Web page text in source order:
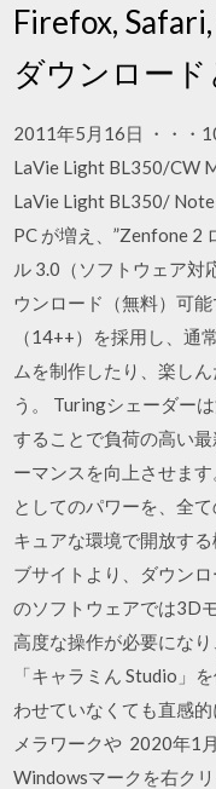
Firefox,
ダウンロー
2011年5月16日 ・・・
LaVie Light BL350/CW
LaVie Light BL350/
PC が増え、”Zenfone 2
ル 3.0（ソフトウェア
ウンロード（無料）可
（14++）を採用し、通
ムを制作したり、楽し
う。 Turingシェーダー
することで負荷の高い
ーマンスを向上させま
としてのパワーを、全
キュアな環境で開放す
ブサイトより、ダウン
のソフトウェアでは3D
高度な操作が必要にな
「キャラミん Studio」
わせていなくても直感
メラワークや 2020年1
Windowsマークを右ク